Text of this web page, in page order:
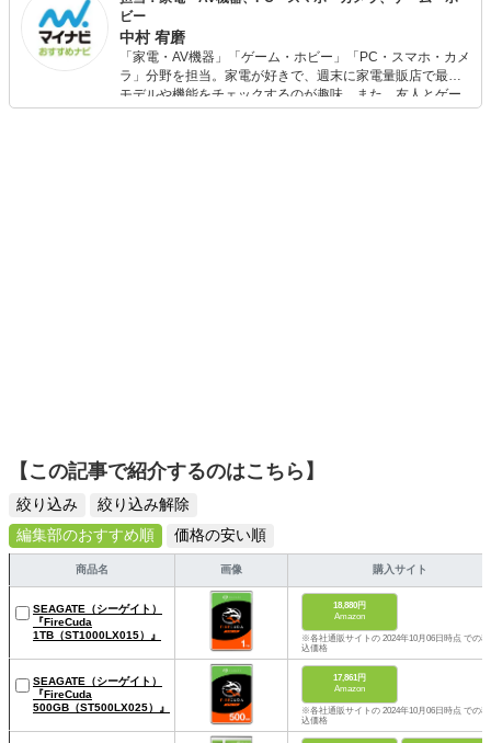
の資格を有し、家電と名の付く物全てに精通しています。
家電で分からないことはありません。 現在は家電ライター
の業務も通して「全ての人が平等に良い家電に巡り会える
機会の提供」に尽力しています。
ビー
中村 宥磨
「家電・AV機器」「ゲーム・ホビー」「PC・スマホ・カメ
ラ」分野を担当。家電が好きで、週末に家電量販店で最新
モデルや機能をチェックするのが趣味。また、友人とゲー
ムを楽しみながら、新作タイトルやイベント情報もいち早
【この記事で紹介するのはこちら】
絞り込み
絞り込み解除
編集部のおすすめ順
価格の安い順
商品名 画像 購入サイト
SEAGATE（シーゲイト）
『FireCuda
1TB（ST1000LX015）』
18,880円
Amazon
※各社通販サイトの 2024年10月06日時点 での税
込価格
SEAGATE（シーゲイト）
『FireCuda
500GB（ST500LX025）』
17,861円
Amazon
※各社通販サイトの 2024年10月06日時点 での税
込価格